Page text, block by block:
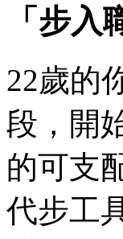
「步
22歲的
段，開
的可支
代步工